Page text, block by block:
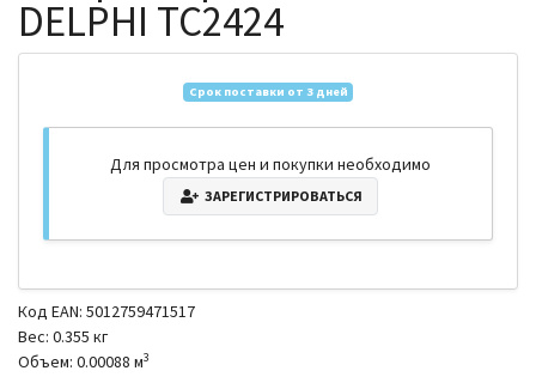
DELPHI TC2424
Срок поставки от 3 дней
Для просмотра цен и покупки необходимо
ЗАРЕГИСТРИРОВАТЬСЯ
Код EAN: 5012759471517
Вес: 0.355 кг
Объем: 0.00088 м3